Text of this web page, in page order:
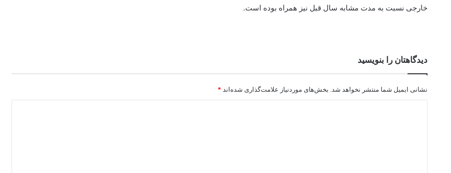
خارجی نسبت به مدت مشابه سال قبل نیز همراه بوده است.
دیدگاهتان را بنویسید
نشانی ایمیل شما منتشر نخواهد شد. بخش‌های موردنیاز علامت‌گذاری شده‌اند *